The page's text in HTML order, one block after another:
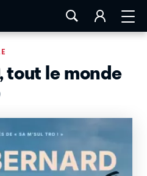
LA ROCHELLE
tout le monde